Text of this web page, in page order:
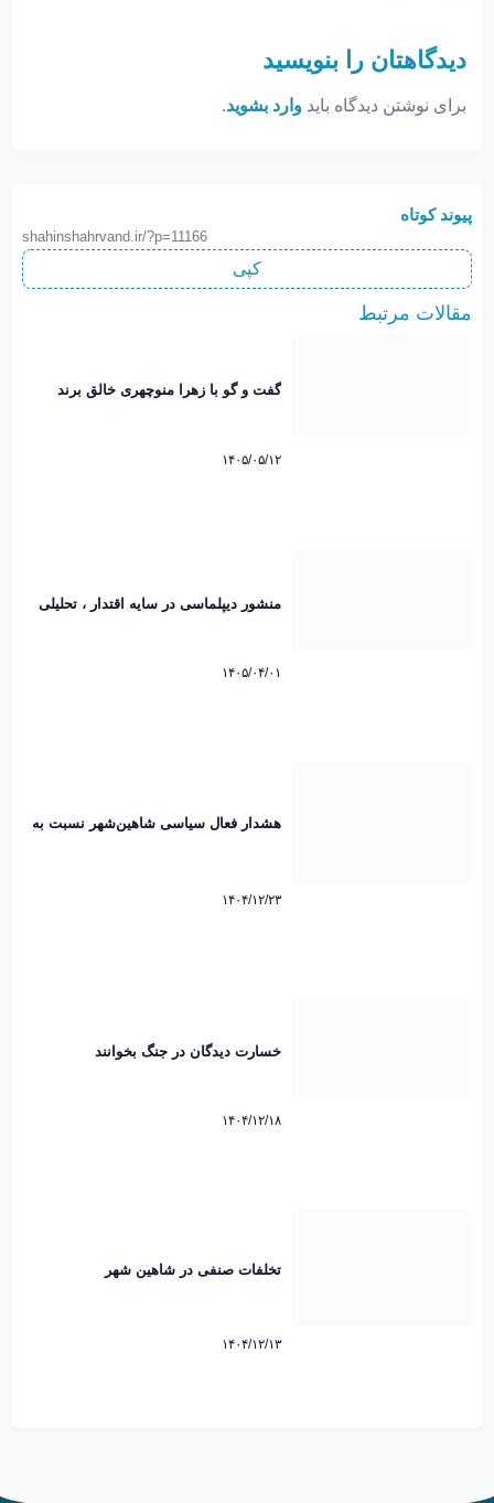
دیدگاهتان را بنویسید
برای نوشتن دیدگاه باید وارد بشوید.
پیوند کوتاه
shahinshahrvand.ir/?p=11166
کپی
مقالات مرتبط
گفت و گو با زهرا منوچهری خالق برند
۱۴۰۵/۰۵/۱۲
منشور دیپلماسی در سایه اقتدار ، تحلیلی
میرقائد کارشناس مسائل سیاسی
۱۴۰۵/۰۴/۰۱
هشدار فعال سیاسی شاهین‌شهر نسبت به
۱۴۰۴/۱۲/۲۳
خسارت دیدگان در جنگ بخوانند
۱۴۰۴/۱۲/۱۸
تخلفات صنفی در شاهین شهر
۱۴۰۴/۱۲/۱۳